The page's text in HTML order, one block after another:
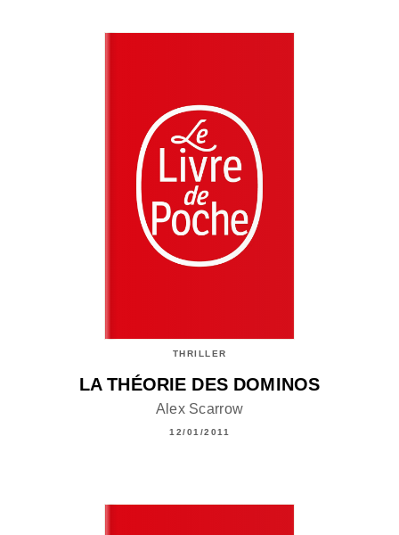
THRILLER
LA THÉORIE DES DOMINOS
Alex Scarrow
12/01/2011